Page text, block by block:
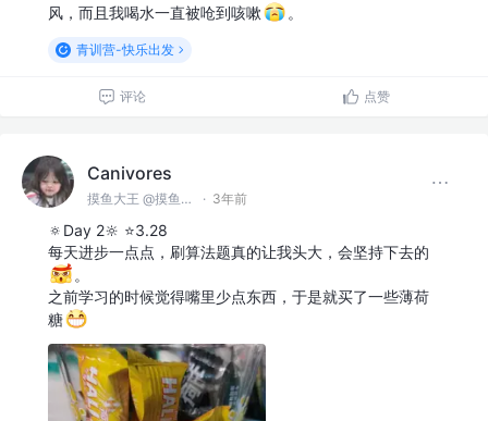
风，而且我喝水一直被呛到咳嗽
。
青训营-快乐出发
评论 点赞
Canivores
摸鱼大王 @摸鱼公司 · 3年前
🔅Day 2🔆 ⭐3.28
每天进步一点点，刷算法题真的让我头大，会坚持下去的
。
之前学习的时候觉得嘴里少点东西，于是就买了一些薄荷
糖